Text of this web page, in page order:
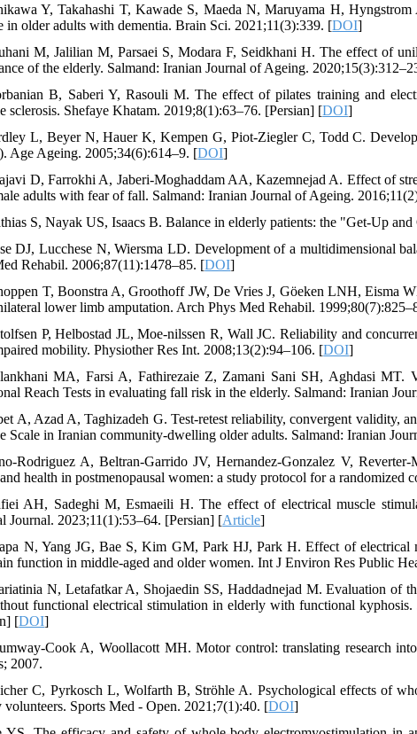
Y, Takahashi T, Kawade S, Maeda N, Maruyama H,
in older adults with dementia. Brain Sci. 2021;11(3):339. [DOI]
M, Jalilian M, Parsaei S, Modara F, Seidkhani H. The effect of
of the elderly. Salmand: Iranian Journal of Ageing.
B, Saberi Y, Rasouli M. The effect of pilates training and
sclerosis. Shefaye Khatam. 2019;8(1):63–76. [Persian] [DOI]
L, Beyer N, Hauer K, Kempen G, Piot-Ziegler C, Todd C.
Age Ageing. 2005;34(6):614–9. [DOI]
D, Farrokhi A, Jaberi-Moghaddam AA, Kazemnejad A. Effect of
adults with fear of fall. Salmand: Iranian Journal of Ageing.
S, Nayak US, Isaacs B. Balance in elderly patients: the "Get-Up
DJ, Lucchese N, Wiersma LD. Development of a multidimensional
Rehabil. 2006;87(11):1478–85. [DOI]
T, Boonstra A, Groothoff JW, De Vries J, Göeken LNH, Eisma
lower limb amputation. Arch Phys Med Rehabil.
P, Helbostad JL, Moe‐nilssen R, Wall JC. Reliability and
mobility. Physiother Res Int. 2008;13(2):94–106. [DOI]
MA, Farsi A, Fathirezaie Z, Zamani Sani SH, Aghdasi
Reach Tests in evaluating fall risk in the elderly. Salmand: Iranian
A, Azad A, Taghizadeh G. Test-retest reliability, convergent validity,
Scale in Iranian community-dwelling older adults. Salmand: Iranian
Rodriguez A, Beltran-Garrido JV, Hernandez-Gonzalez V,
health in postmenopausal women: a study protocol for a
AH, Sadeghi M, Esmaeili H. The effect of electrical muscle
Journal. 2023;11(1):53–64. [Persian] [Article]
N, Yang JG, Bae S, Kim GM, Park HJ, Park H. Effect of electrical
function in middle-aged and older women. Int J Environ Res Public
N, Letafatkar A, Shojaedin SS, Haddadnejad M. Evaluation of
functional electrical stimulation in elderly with functional
[DOI]
Cook A, Woollacott MH. Motor control: translating research
2007.
C, Pyrkosch L, Wolfarth B, Ströhle A. Psychological effects of
volunteers. Sports Med - Open. 2021;7(1):40. [DOI]